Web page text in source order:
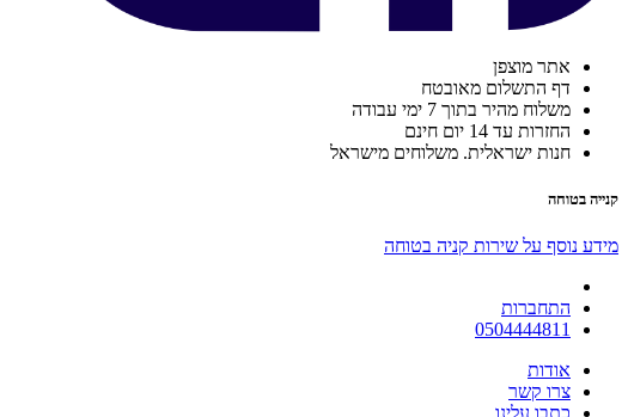
אתר מוצפן
דף התשלום מאובטח
משלוח מהיר בתוך 7 ימי עבודה
החזרות עד 14 יום חינם
חנות ישראלית. משלוחים מישראל
קנייה בטוחה
מידע נוסף על שירות קניה בטוחה
התחברות
0504444811
אודות
צרו קשר